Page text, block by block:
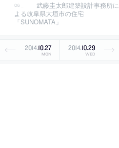
武藤圭太郎建築設計事務所に
よる岐阜県大垣市の住宅
「SUNOMATA」
2014.10.27
MON
2014.10.29
WED